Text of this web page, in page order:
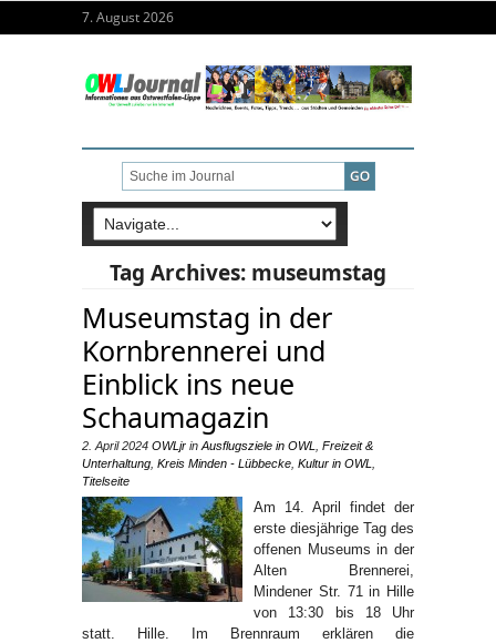
7. August 2026
Tag Archives: museumstag
Museumstag in der
Kornbrennerei und
Einblick ins neue
Schaumagazin
2. April 2024 OWLjr in Ausflugsziele in OWL
Freizeit &
Unterhaltung Kreis Minden - Lübbecke Kultur in OWL
Titelseite
Am 14. April findet der
erste diesjährige Tag des
offenen Museums in der
Alten Brennerei,
Mindener Str. 71 in Hille
von 13:30 bis 18 Uhr
statt. Hille. Im Brennraum erklären die